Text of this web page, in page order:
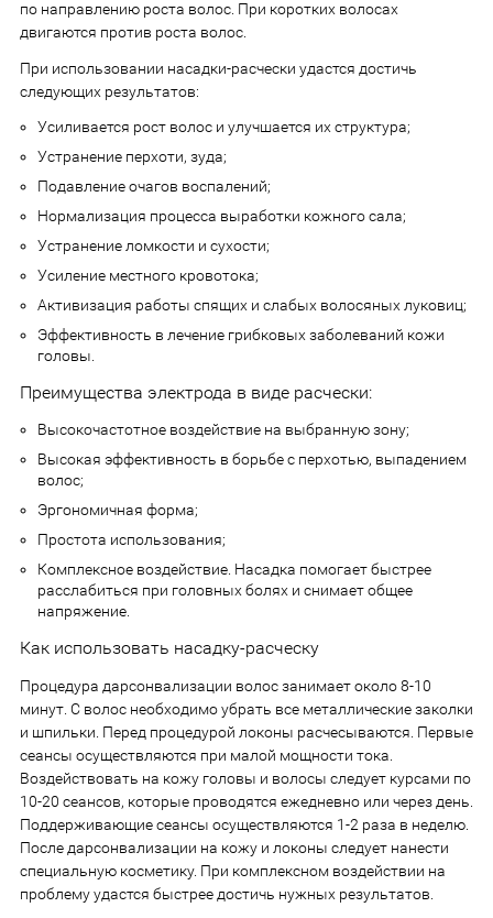
по направлению роста волос. При коротких волосах
двигаются против роста волос.
При использовании насадки-расчески удастся достичь
следующих результатов:
Усиливается рост волос и улучшается их структура;
Устранение перхоти, зуда;
Подавление очагов воспалений;
Нормализация процесса выработки кожного сала;
Устранение ломкости и сухости;
Усиление местного кровотока;
Активизация работы спящих и слабых волосяных луковиц;
Эффективность в лечение грибковых заболеваний кожи
головы.
Преимущества электрода в виде расчески:
Высокочастотное воздействие на выбранную зону;
Высокая эффективность в борьбе с перхотью, выпадением
волос;
Эргономичная форма;
Простота использования;
Комплексное воздействие. Насадка помогает быстрее
расслабиться при головных болях и снимает общее
напряжение.
Как использовать насадку-расческу
Процедура дарсонвализации волос занимает около 8-10
минут. С волос необходимо убрать все металлические заколки
и шпильки. Перед процедурой локоны расчесываются. Первые
сеансы осуществляются при малой мощности тока.
Воздействовать на кожу головы и волосы следует курсами по
10-20 сеансов, которые проводятся ежедневно или через день.
Поддерживающие сеансы осуществляются 1-2 раза в неделю.
После дарсонвализации на кожу и локоны следует нанести
специальную косметику. При комплексном воздействии на
проблему удастся быстрее достичь нужных результатов.